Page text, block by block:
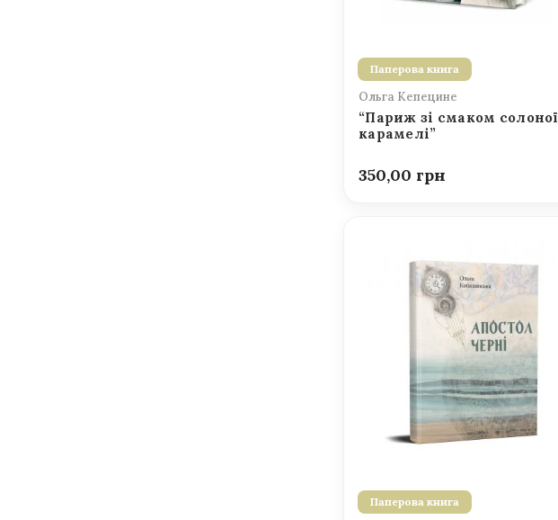
Паперова книга
Ольга Кепецине
“Париж зі смаком солоної
карамелі”
350,00
Паперова книга